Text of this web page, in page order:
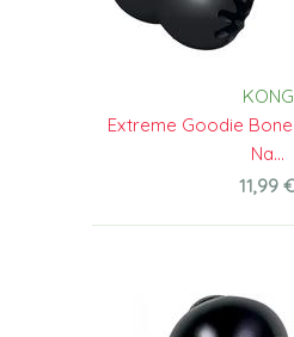
KONG
Extreme Goodie
Na...
11,99